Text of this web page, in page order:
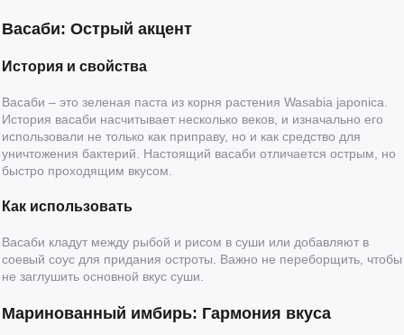
Васаби: Острый акцент
История и свойства
Васаби – это зеленая паста из корня растения Wasabia japonica.
История васаби насчитывает несколько веков, и изначально его
использовали не только как приправу, но и как средство для
уничтожения бактерий. Настоящий васаби отличается острым, но
быстро проходящим вкусом.
Как использовать
Васаби кладут между рыбой и рисом в суши или добавляют в
соевый соус для придания остроты. Важно не переборщить, чтобы
не заглушить основной вкус суши.
Маринованный имбирь: Гармония вкуса